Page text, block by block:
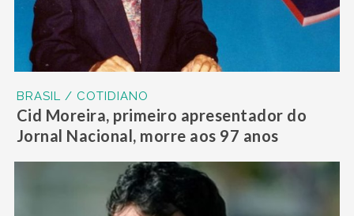
BRASIL / COTIDIANO
Cid Moreira, primeiro apresentador do
Jornal Nacional, morre aos 97 anos